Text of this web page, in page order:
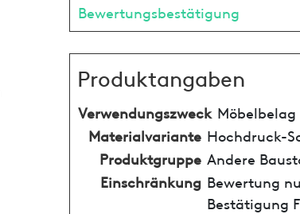
Bewertungsbestätigung
Produktangaben
Verwendungszweck Möbelbelag
Materialvariante Hochdruck-
Produktgruppe Andere
Einschränkung Bewertung
Bestätigung